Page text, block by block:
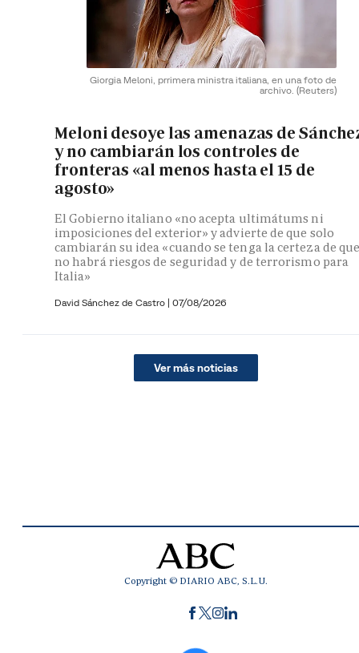
Giorgia Meloni, prrimera ministra italiana, en una foto de
archivo. (Reuters)
Meloni desoye las amenazas de
y no cambiarán los controles de
fronteras «al menos hasta el 15 de
agosto»
El Gobierno italiano «no acepta ultimátums ni
imposiciones del exterior» y advierte de que solo
cambiarán su idea «cuando se tenga la certeza de
no habrá riesgos de seguridad y de terrorismo para
Italia»
David Sánchez de Castro | 07/08/2026
Ver más noticias
Copyright © DIARIO ABC, S.L.U.